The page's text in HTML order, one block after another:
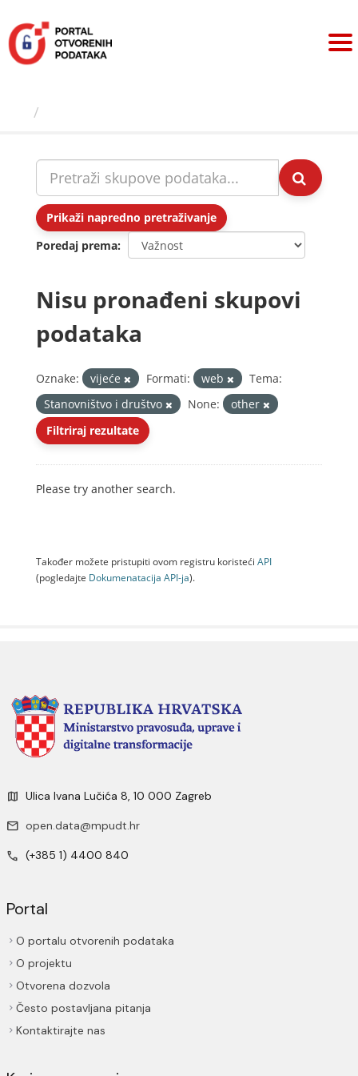
sadržaj
Prikaži napredno pretraživanje
Poredaj prema
Nisu pronađeni skupovi
podataka
Oznake: vijeće Formati: web
Tema:
Stanovništvo i društvo
None:
other
Filtriraj rezultate
Please try another search.
Također možete pristupiti ovom registru koristeći API
(pogledajte Dokumenаtаcijа API-jа).